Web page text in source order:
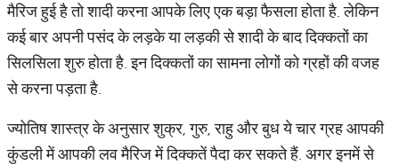
मैरिज हुई है तो शादी करना आपके लिए एक बड़ा फैसला होता है. लेकिन
कई बार अपनी पसंद के लड़के या लड़की से शादी के बाद दिक्कतों का
सिलसिला शुरु होता है. इन दिक्कतों का सामना लोगों को ग्रहों की वजह
से करना पड़ता है.
ज्योतिष शास्त्र के अनुसार शुक्र, गुरु, राहु और बुध ये चार ग्रह आपकी
कुंडली में आपकी लव मैरिज में दिक्कतें पैदा कर सकते हैं. अगर इनमें से